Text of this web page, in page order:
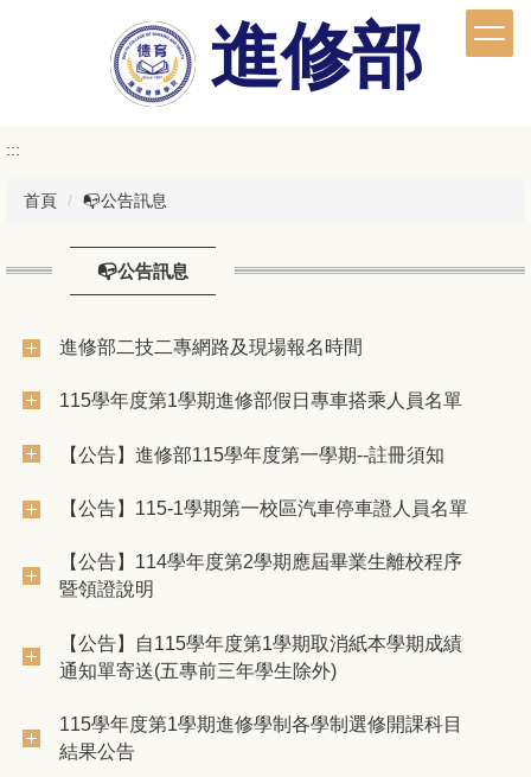
進修部
:::
首頁 📭公告訊息
📭公告訊息
進修部二技二專網路及現場報名時間
115學年度第1學期進修部假日專車搭乘人員名單
【公告】進修部115學年度第一學期--註冊須知
【公告】115-1學期第一校區汽車停車證人員名單
【公告】114學年度第2學期應屆畢業生離校程序
暨領證說明
【公告】自115學年度第1學期取消紙本學期成績
通知單寄送(五專前三年學生除外)
115學年度第1學期進修學制各學制選修開課科目
結果公告